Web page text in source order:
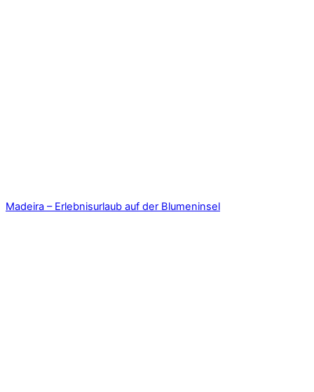
Madeira – Erlebnisurlaub auf der Blumeninsel